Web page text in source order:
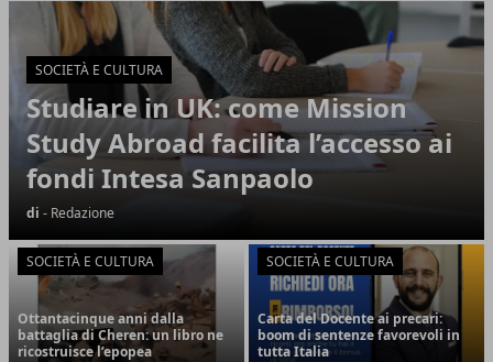
Articoli in Evidenza
SOCIETÀ E CULTURA
Studiare in UK: come Mission
Study Abroad facilita l’accesso ai
fondi Intesa Sanpaolo
di - Redazione
SOCIETÀ E CULTURA
Ottantacinque anni dalla
battaglia di Cheren: un libro ne
ricostruisce l’epopea
SOCIETÀ E CULTURA
Carta del Docente ai precari:
boom di sentenze favorevoli in
tutta Italia